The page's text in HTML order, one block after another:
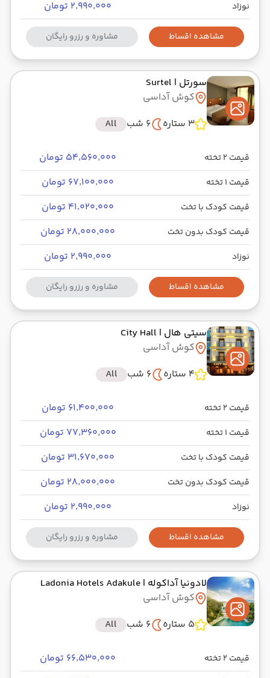
نوزاد ۲٬۹۹۰٬۰۰۰ تومان
مشاهده اقساط مشاوره و رزرو رایگان
سورتل | Surtel
کوش آداسی
3 ستاره
6 شب All
قیمت 2 تخته ۵۴٬۵۶۰٬۰۰۰ تومان
قیمت 1 تخته ۶۷٬۱۰۰٬۰۰۰ تومان
قیمت کودک با تخت ۴۱٬۰۲۰٬۰۰۰ تومان
قیمت کودک بدون تخت ۲۸٬۰۰۰٬۰۰۰ تومان
نوزاد ۲٬۹۹۰٬۰۰۰ تومان
مشاهده اقساط مشاوره و رزرو رایگان
سیتی هال | City Hall
کوش آداسی
4 ستاره
6 شب All
قیمت 2 تخته ۶۱٬۴۰۰٬۰۰۰ تومان
قیمت 1 تخته ۷۷٬۳۶۰٬۰۰۰ تومان
قیمت کودک با تخت ۳۱٬۶۷۰٬۰۰۰ تومان
قیمت کودک بدون تخت ۲۸٬۰۰۰٬۰۰۰ تومان
نوزاد ۲٬۹۹۰٬۰۰۰ تومان
مشاهده اقساط مشاوره و رزرو رایگان
لادونیا آداکوله | Ladonia Hotels Adakule
کوش آداسی
5 ستاره
6 شب All
قیمت 2 تخته ۶۶٬۵۳۰٬۰۰۰ تومان